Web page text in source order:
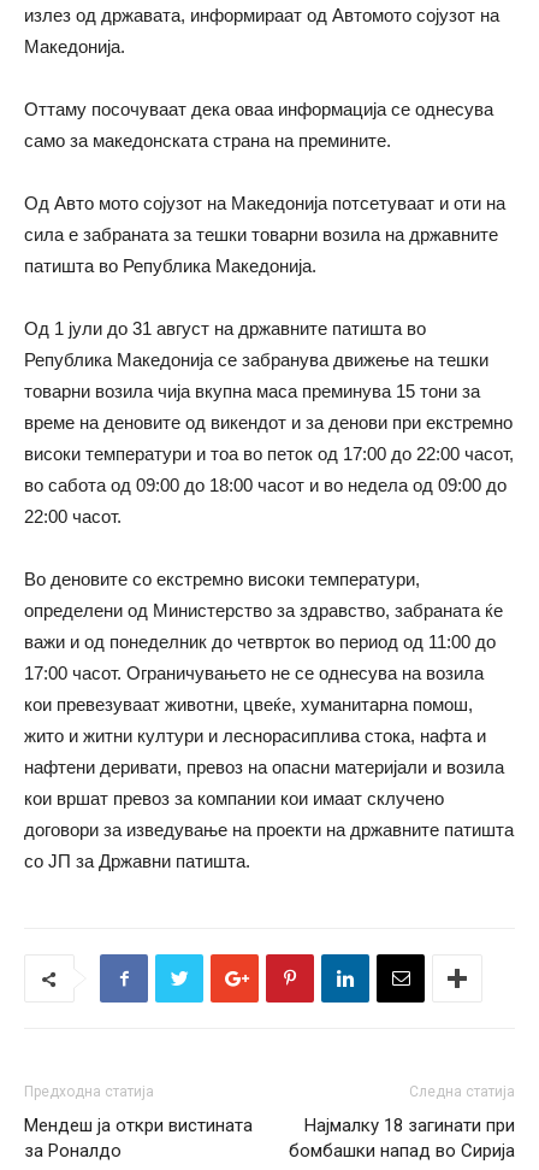
излез од државата, информираат од Автомото сојузот на
Македонија.
Оттаму посочуваат дека оваа информација се однесува
само за македонската страна на премините.
Од Авто мото сојузот на Македонија потсетуваат и оти на
сила е забраната за тешки товарни возила на државните
патишта во Република Македонија.
Од 1 јули до 31 август на државните патишта во
Република Македонија се забранува движење на тешки
товарни возила чија вкупна маса преминува 15 тони за
време на деновите од викендот и за денови при екстремно
високи температури и тоа во петок од 17:00 до 22:00 часот,
во сабота од 09:00 до 18:00 часот и во недела од 09:00 до
22:00 часот.
Во деновите со екстремно високи температури,
определени од Министерство зa здравство, забранaта ќе
важи и од понеделник до четврток во период од 11:00 до
17:00 часот. Ограничувањето не се однесува на возила
кои превезуваат животни, цвеќе, хуманитарна помош,
жито и житни култури и леснорасиплива стока, нафта и
нафтени деривати, превоз на опасни материјали и возила
кои вршат превоз за компании кои имаат склучено
договори за изведување на проекти на државните патишта
со ЈП за Државни патишта.
Предходна статија
Мендеш ја откри вистината
за Роналдо
Следна статија
Најмалку 18 загинати при
бомбашки напад во Сирија